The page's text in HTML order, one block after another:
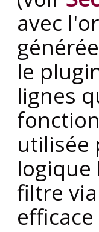
avec
le
lignes
utilisée
logique
filtre